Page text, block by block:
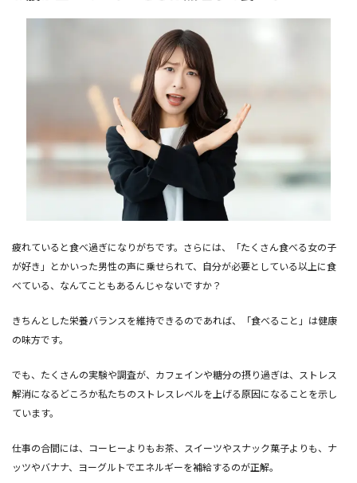
疲れていると食べ過ぎになりがちです。さらには、「たくさん食べる女の子
が好き」とかいった男性の声に乗せられて、自分が必要としている以上に食
べている、なんてこともあるんじゃないですか？
きちんとした栄養バランスを維持できるのであれば、「食べること」は健康
の味方です。
でも、たくさんの実験や調査が、カフェインや糖分の摂り過ぎは、ストレス
解消になるどころか私たちのストレスレベルを上げる原因になることを示し
ています。
仕事の合間には、コーヒーよりもお茶、スイーツやスナック菓子よりも、ナ
ッツやバナナ、ヨーグルトでエネルギーを補給するのが正解。